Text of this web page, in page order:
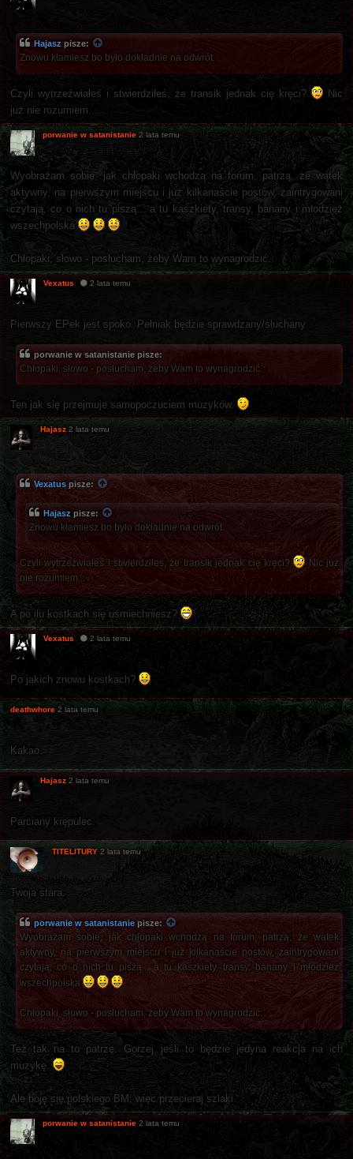
Hajasz pisze:
Znowu kłamiesz bo było dokładnie na odwrót.
Czyli wytrzeźwiałeś i stwierdziłeś, że transik jednak cię kręci?
Nic
już nie rozumiem...
porwanie w satanistanie 2 lata temu
Wyobrażam sobie, jak chłopaki wchodzą na forum, patrzą, że wątek
aktywny, na pierwszym miejscu i już kilkanaście postów, zaintrygowani
czytają, co o nich tu piszą... a tu kaszkiety, transy, banany i młodzież
wszechpolska
Chłopaki, słowo - posłucham, żeby Wam to wynagrodzić.
Vexatus 2 lata temu
Pierwszy EPek jest spoko. Pełniak będzie sprawdzany/słuchany.
porwanie w satanistanie pisze:
Chłopaki, słowo - posłucham, żeby Wam to wynagrodzić.
Ten jak się przejmuje samopoczuciem muzyków.
Hajasz 2 lata temu
Vexatus pisze:
Hajasz pisze:
Znowu kłamiesz bo było dokładnie na odwrót.
Czyli wytrzeźwiałeś i stwierdziłeś, że transik jednak cię kręci?
Nic już
nie rozumiem...
A po ilu kostkach się uśmiechniesz?
Vexatus 2 lata temu
Po jakich znowu kostkach?
deathwhore 2 lata temu
Kakao.
Hajasz 2 lata temu
Parciany krępulec.
TITELITURY 2 lata temu
Twoja stara.
porwanie w satanistanie pisze:
Wyobrażam sobie, jak chłopaki wchodzą na forum, patrzą, że wątek
aktywny, na pierwszym miejscu i już kilkanaście postów, zaintrygowani
czytają, co o nich tu piszą... a tu kaszkiety, transy, banany i młodzież
wszechpolska
Chłopaki, słowo - posłucham, żeby Wam to wynagrodzić.
Też tak na to patrzę. Gorzej jeśli to będzie jedyna reakcja na ich
muzykę.
Ale boję się polskiego BM, więc przecieraj szlaki.
porwanie w satanistanie 2 lata temu